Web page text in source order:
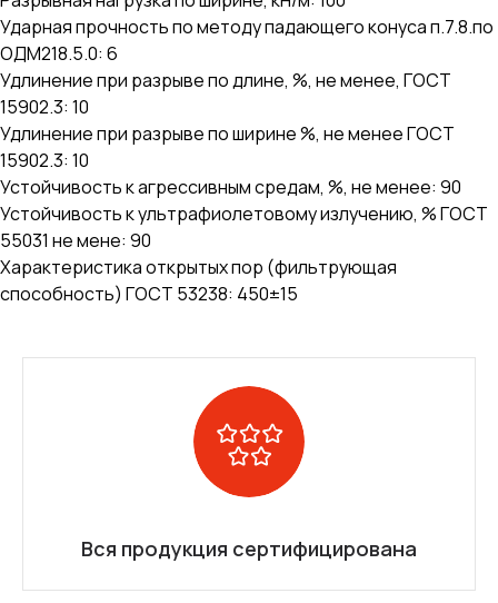
Ударная прочность по методу падающего конуса п.7.8.по
ОДМ218.5.0: 6
Удлинение при разрыве по длине, %, не менее, ГОСТ
15902.3: 10
Удлинение при разрыве по ширине %, не менее ГОСТ
15902.3: 10
Устойчивость к агрессивным средам, %, не менее: 90
Устойчивость к ультрафиолетовому излучению, % ГОСТ
55031 не мене: 90
Характеристика открытых пор (фильтрующая
способность) ГОСТ 53238: 450±15
Вся продукция сертифицирована